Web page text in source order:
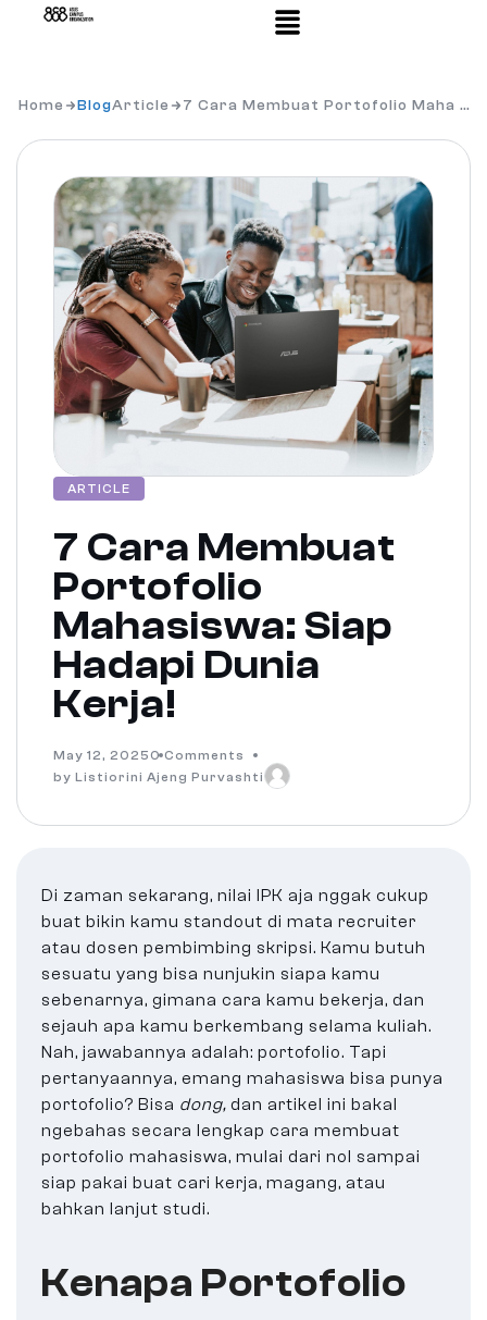
Home BlogArticle 7 Cara Membuat Portofolio Maha …
ARTICLE
7 Cara Membuat
Portofolio
Mahasiswa: Siap
Hadapi Dunia
Kerja!
May 12, 2025 0 Comments
by Listiorini Ajeng Purvashti
Di zaman sekarang, nilai IPK aja nggak cukup
buat bikin kamu standout di mata recruiter
atau dosen pembimbing skripsi. Kamu butuh
sesuatu yang bisa nunjukin siapa kamu
sebenarnya, gimana cara kamu bekerja, dan
sejauh apa kamu berkembang selama kuliah.
Nah, jawabannya adalah: portofolio. Tapi
pertanyaannya, emang mahasiswa bisa punya
portofolio? Bisa dong, dan artikel ini bakal
ngebahas secara lengkap cara membuat
portofolio mahasiswa, mulai dari nol sampai
siap pakai buat cari kerja, magang, atau
bahkan lanjut studi.
Kenapa Portofolio